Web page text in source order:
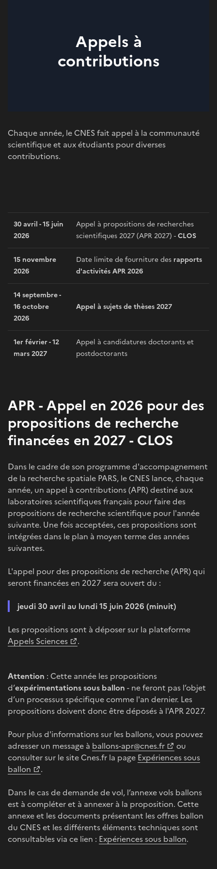
Appels à
contributions
Chaque année, le CNES fait appel à la communauté
scientifique et aux étudiants pour diverses
contributions.
30 avril - 15 juin
2026
Appel à propositions de recherches
scientifiques 2027 (APR 2027) -CLOS
15 novembre
2026
Date limite de fourniture des rapports
d'activités APR 2026
14 septembre -
16 octobre
2026
Appel à sujets de thèses 2027
1er février - 12
mars 2027
Appel à candidatures doctorants et
postdoctorants
APR - Appel en 2026 pour des
propositions de recherche
financées en 2027 - CLOS
Dans le cadre de son programme d'accompagnement
de la recherche spatiale PARS, le CNES lance, chaque
année, un appel à contributions (APR) destiné aux
laboratoires scientifiques français pour faire des
propositions de recherche scientifique pour l'année
suivante. Une fois acceptées, ces propositions sont
intégrées dans le plan à moyen terme des années
suivantes.
L'appel pour des propositions de recherche (APR) qui
seront financées en 2027 sera ouvert du :
jeudi 30 avril au lundi 15 juin 2026 (minuit)
Les propositions sont à déposer sur la plateforme
Appels Sciences
.
Attention : Cette année les propositions
d’expérimentations sous ballon - ne feront pas l’objet
d’un processus spécifique comme l'an dernier. Les
propositions doivent donc être déposés à l'APR 2027.
Pour plus d'informations sur les ballons, vous pouvez
adresser un message à ballons-apr@cnes.fr
ou
consulter sur le site Cnes.fr la page Expériences sous
ballon
.
Dans le cas de demande de vol, l’annexe vols ballons
est à compléter et à annexer à la proposition. Cette
annexe et les documents présentant les offres ballon
du CNES et les différents éléments techniques sont
consultables via ce lien : Expériences sous ballon.